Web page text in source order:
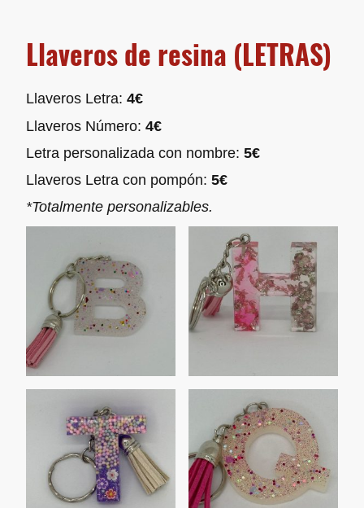
Llaveros de resina (LETRAS)
Llaveros Letra: 4€
Llaveros Número: 4€
Letra personalizada con nombre: 5€
Llaveros Letra con pompón: 5€
*Totalmente personalizables.